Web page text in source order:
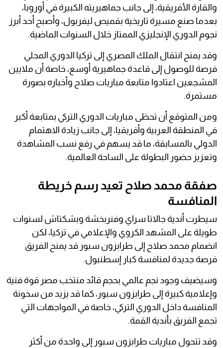
والقارة الأفريقية، إلى جانب جماهيريته الكبيرة في أوروبا،
بعدما صنع مسيرة تاريخية بقميص ليفربول، وأصبح أحد أبرز
نجوم الدوري الإنجليزي الممتاز خلال السنوات الماضية.
وقد يمنح انتقال الملك المصري إلى تركيا الدوري المحلي
فرصة للوصول إلى قاعدة جماهيرية أوسع، خاصة أن ملايين
المشجعين اعتادوا متابعة مباريات صلاح وأخباره بصورة
مستمرة.
ومن المتوقع أن تحظى مباريات الدوري التركي بمتابعة أكبر
في المنطقة العربية وأفريقيا، إلى جانب زيادة الاهتمام
الدولي بالمسابقة، ما قد يسهم في رفع نسب المشاهدة
وتعزيز حضور البطولة على الساحة العالمية.
صفقة محمد صلاح تعيد رسم خريطة
المنافسة
سيطرت أندية جالاتا سراي وفنربخشة وبشكتاش لسنوات
طويلة على المشهد الكروي والإعلامي في تركيا، لكن
انضمام محمد صلاح إلى طرابزون سبور قد يمنح الفريق
فرصة جديدة لمنافسة كبار إسطنبول.
وسيضيف وجود نجم عالمي بحجم قائد منتخب مصر قوة فنية
وإعلامية كبيرة إلى طرابزون سبور، كما قد يزيد من سخونة
المنافسة داخل الدوري التركي، خاصة في المواجهات التي
تجمع الفريق بأندية القمة.
وقد تتحول مباريات طرابزون سبور إلى واحدة من أكثر